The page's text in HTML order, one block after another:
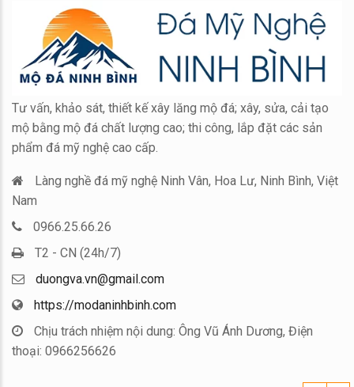
Tư vấn, khảo sát, thiết kế xây lăng mộ đá; xây, sửa, cải tạo
mộ bằng mộ đá chất lượng cao; thi công, lắp đặt các sản
phẩm đá mỹ nghệ cao cấp.
Làng nghề đá mỹ nghệ Ninh Vân, Hoa Lư, Ninh Bình, Việt
Nam
0966.25.66.26
T2 - CN (24h/7)
duongva.vn@gmail.com
https://modaninhbinh.com
Chịu trách nhiệm nội dung: Ông Vũ Ánh Dương, Điện
thoại: 0966256626